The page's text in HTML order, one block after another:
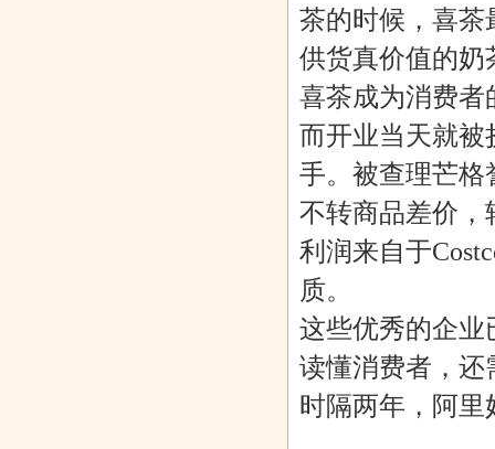
茶的时候，喜茶
供货真价值的奶
喜茶成为消费者
而开业当天就被
手。被查理芒
不转商品差价，
利润来自于
质。
这些优秀的企业
读懂消费者，还
时隔两年，阿